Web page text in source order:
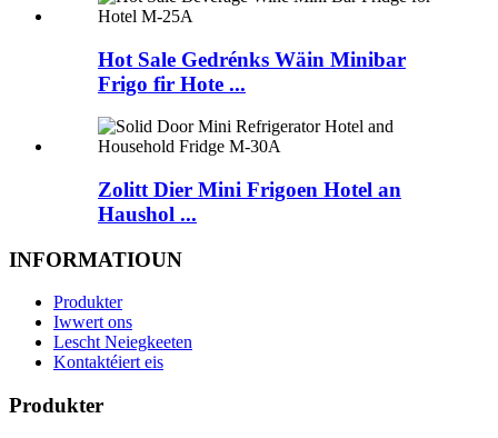
Hot Sale Gedrénks Wäin Minibar
Frigo fir Hote ...
Zolitt Dier Mini Frigoen Hotel an
Haushol ...
INFORMATIOUN
Produkter
Iwwert ons
Lescht Neiegkeeten
Kontaktéiert eis
Produkter